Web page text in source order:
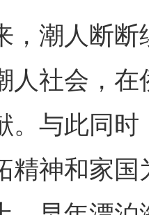
潮人断断
人社会，
。与此同
精神和家